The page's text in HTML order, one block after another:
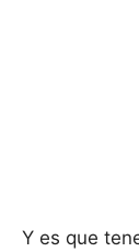
Y es que